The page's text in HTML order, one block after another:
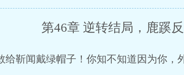
第46章 逆转结局，鹿蹊
靳闻戴绿帽子！你知不知道因为你，